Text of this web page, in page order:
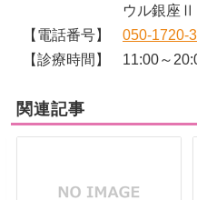
ウル銀座Ⅱ
【電話番号】
050-1720-
【診療時間】
11:00～
関連記事